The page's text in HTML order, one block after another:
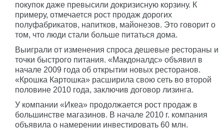
покупок даже превысили докризисную корзину. К
примеру, отмечается рост продаж дорогих
полуфабрикатов, напитков, майонезов. Это говорит о
том, что люди стали больше питаться дома.
Выиграли от изменения спроса дешевые рестораны и
точки быстрого питания. «Макдоналдс» объявил в
начале 2009 года об открытии новых ресторанов.
«Крошка Картошка» расширила свою сеть во второй
половине 2010 года, заключив договор лизинга.
У компании «Икеа» продолжается рост продаж в
большинстве магазинов. В начале 2010 г. компания
объявила о намерении инвестировать 60 млн.